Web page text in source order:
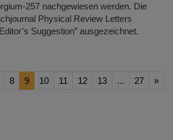
257 nachgewiesen werden. Die
Physical Review Letters
Suggestion” ausgezeichnet.
8 9 10 11 12 13 ... 27 »